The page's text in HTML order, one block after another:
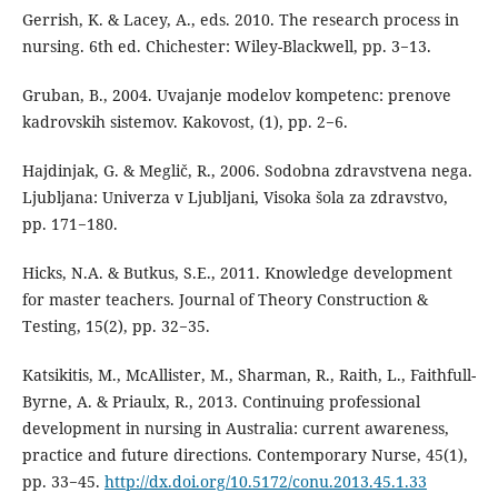
Gerrish, K. & Lacey, A., eds. 2010. The research process in
nursing. 6th ed. Chichester: Wiley-Blackwell, pp. 3−13.
Gruban, B., 2004. Uvajanje modelov kompetenc: prenove
kadrovskih sistemov. Kakovost, (1), pp. 2−6.
Hajdinjak, G. & Meglič, R., 2006. Sodobna zdravstvena nega.
Ljubljana: Univerza v Ljubljani, Visoka šola za zdravstvo,
pp. 171−180.
Hicks, N.A. & Butkus, S.E., 2011. Knowledge development
for master teachers. Journal of Theory Construction &
Testing, 15(2), pp. 32−35.
Katsikitis, M., McAllister, M., Sharman, R., Raith, L., Faithfull-
Byrne, A. & Priaulx, R., 2013. Continuing professional
development in nursing in Australia: current awareness,
practice and future directions. Contemporary Nurse, 45(1),
pp. 33−45. http://dx.doi.org/10.5172/conu.2013.45.1.33